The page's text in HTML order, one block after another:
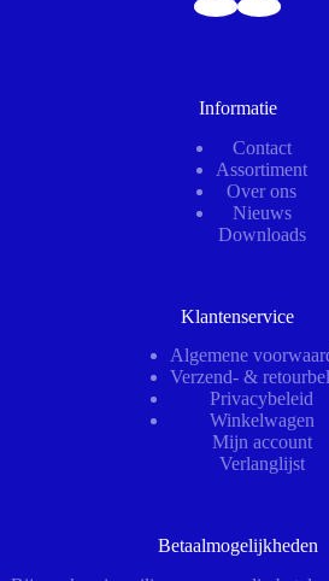
Informatie
Contact
Assortiment
Over ons
Nieuws
Downloads
Klantenservice
Algemene
Verzend- &
Privacybeleid
Winkelwagen
Mijn account
Verlanglijst
Betaalmogelijkheden